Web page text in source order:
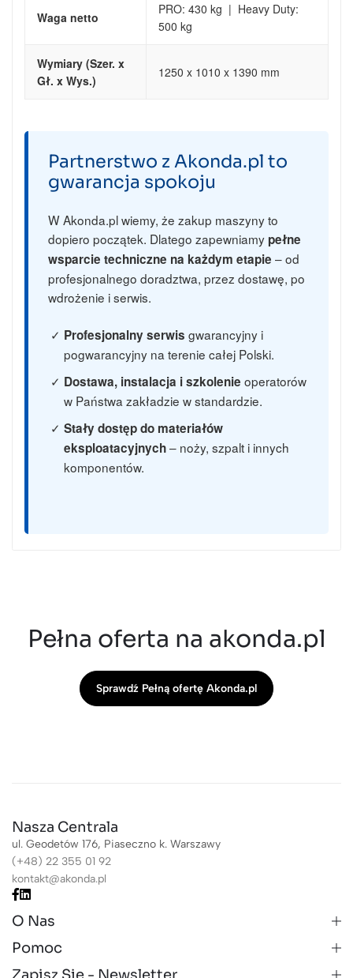
Waga netto
PRO: 430 kg | Heavy Duty:
500 kg
Wymiary (Szer. x
Gł. x Wys.)
1250 x 1010 x 1390 mm
Partnerstwo z Akonda.pl to
gwarancja spokoju
W Akonda.pl wiemy, że zakup maszyny to
dopiero początek. Dlatego zapewniamy pełne
wsparcie techniczne na każdym etapie – od
profesjonalnego doradztwa, przez dostawę, po
wdrożenie i serwis.
Profesjonalny serwis gwarancyjny i
pogwarancyjny na terenie całej Polski.
Dostawa, instalacja i szkolenie operatorów
w Państwa zakładzie w standardzie.
Stały dostęp do materiałów
eksploatacyjnych– noży, szpalt i innych
komponentów.
Pełna oferta na akonda.pl
Sprawdź Pełną ofertę Akonda.pl
Nasza Centrala
ul. Geodetów 176, Piaseczno k. Warszawy
(+48) 22 355 01 92
kontakt@akonda.pl
O Nas
Pomoc